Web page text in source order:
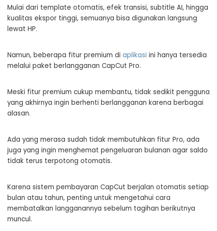
Mulai dari template otomatis, efek transisi, subtitle AI, hingga
kualitas ekspor tinggi, semuanya bisa digunakan langsung
lewat HP.
Namun, beberapa fitur premium di aplikasi ini hanya tersedia
melalui paket berlangganan CapCut Pro.
Meski fitur premium cukup membantu, tidak sedikit pengguna
yang akhirnya ingin berhenti berlangganan karena berbagai
alasan.
Ada yang merasa sudah tidak membutuhkan fitur Pro, ada
juga yang ingin menghemat pengeluaran bulanan agar saldo
tidak terus terpotong otomatis.
Karena sistem pembayaran CapCut berjalan otomatis setiap
bulan atau tahun, penting untuk mengetahui cara
membatalkan langganannya sebelum tagihan berikutnya
muncul.